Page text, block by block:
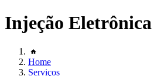
Injeção
Home
Serviços